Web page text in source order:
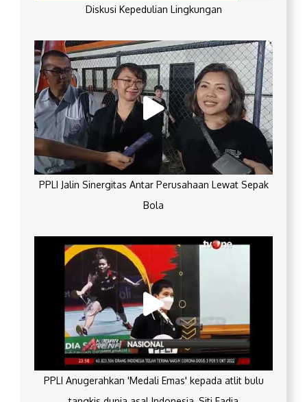
Diskusi Kepedulian Lingkungan
PPLI Jalin Sinergitas Antar Perusahaan Lewat Sepak
Bola
PPLI Anugerahkan 'Medali Emas' kepada atlit bulu